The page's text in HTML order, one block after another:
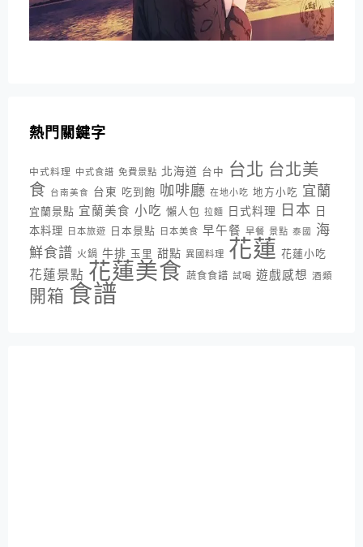
熱門關鍵字
中式料理 中式食譜 免費景點 北海道 台中 台北 台北美
食 台南美食 台東 吃到飽 咖啡廳 在地小吃 地方小吃 宜蘭
宜蘭景點 宜蘭美食 小吃 懶人包 拉麵 日式料理 日本 日
本料理
日本旅遊 日本景點 日本美食 早午餐 早餐 景點 泰國
海
鮮食譜 火鍋 牛排 玉里 甜點 異國料理 花蓮 花蓮小吃
花蓮景點 花蓮美食 蔬食食譜 試喝 遊戲感想 酒類
開箱 食譜